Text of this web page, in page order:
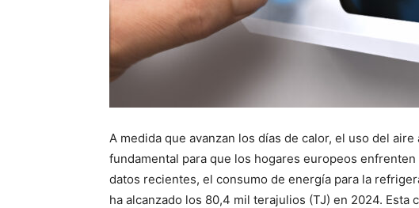
A medida que avanzan los días de calor, el uso del
fundamental para que los hogares europeos
datos recientes, el consumo de energía para la
ha alcanzado los 80,4 mil terajulios (TJ) en 2024.